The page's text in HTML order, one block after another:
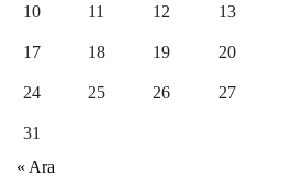
10 11 12 13
17 18 19 20
24 25 26 27
31
« Ara